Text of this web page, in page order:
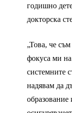
годишно
докторска
„Това, че
фокуса ми на
системните
надявам да
образование